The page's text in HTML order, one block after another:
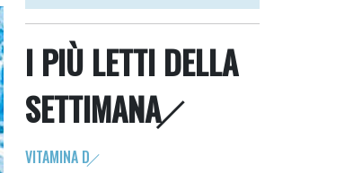
I PIÙ LETTI DELLA
SETTIMANA
VITAMINA D